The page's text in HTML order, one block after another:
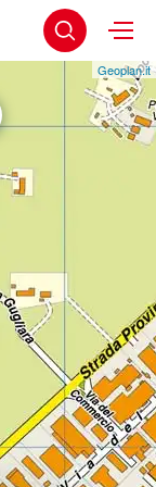
Geoplan.it